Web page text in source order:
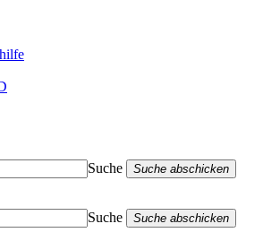
Suche
Suche abschicken
Suche
Suche abschicken